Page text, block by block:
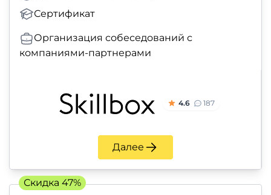
Сертификат
Организация собеседований с
компаниями-партнерами
4.6 187
Далее
Скидка 47%
Для
детей
фитнес
Психология
саморазвитие